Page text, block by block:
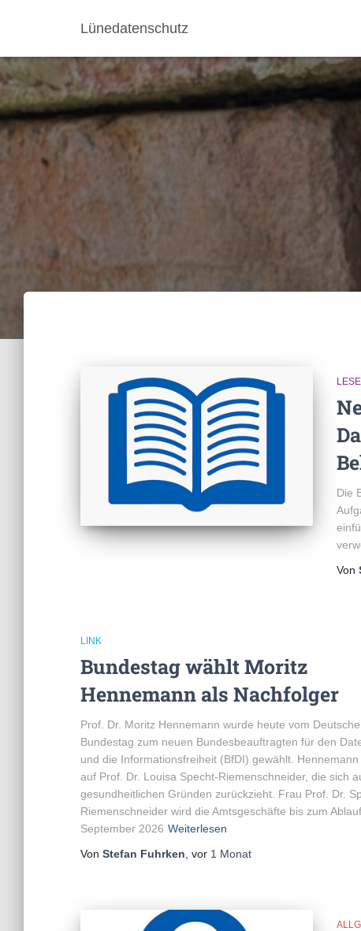
Lünedatenschutz
Die
Von
LINK
Bundestag wählt Moritz
Hennemann als Nachfolger
Prof. Dr. Moritz Hennemann wurde heute vom
Bundestag zum neuen Bundesbeauftragten für den
und die Informationsfreiheit (BfDI) gewählt.
auf Prof. Dr. Louisa Specht-Riemenschneider, die sich
gesundheitlichen Gründen zurückzieht. Frau Prof. Dr.
Riemenschneider wird die Amtsgeschäfte bis zum
September 2026 Weiterlesen
Von Stefan Fuhrken , vor 1 Monat